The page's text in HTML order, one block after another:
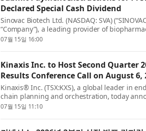
Declared Special Cash Dividend
Sinovac Biotech Ltd. (NASDAQ: SVA)
“Company”), a leading provider of
in China, today announced that it has
07월 15일 16:00
Kinaxis Inc. to Host Second Quarter
Results Conference Call on August 6,
Kinaxis® Inc. (TSX:KXS), a global leader in
chain planning and orchestration, today
scheduled a conference call to discuss its
07월 15일 11:10